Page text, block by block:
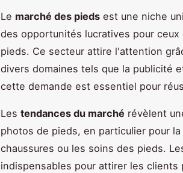
Le marché des pieds est une niche
des opportunités lucratives pour
pieds. Ce secteur attire l'attention
divers domaines tels que la publicité
cette demande est essentiel pour
Les tendances du marché révèlent
photos de pieds, en particulier pour
chaussures ou les soins des pieds.
indispensables pour attirer les clients